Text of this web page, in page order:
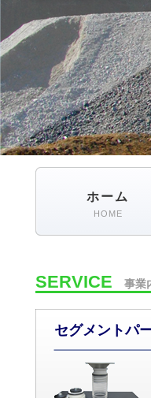
ホーム
HOME
SERVICE 事業
セグメントパ